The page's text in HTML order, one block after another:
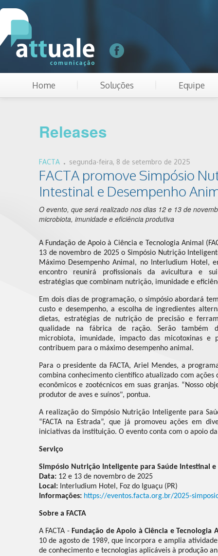
Home Soluções Equipe
Releases
FACTA . segunda-feira, 8 de setembro de 2025
FACTA promove Simpósio
Intestinal e Desempenho
O evento, que será realizado nos dias 12 e 13 de
microbiota, imunidade e eficiência produtiva
A Fundação de Apoio à Ciência e Tecnologia Animal
13 de novembro de 2025 o Simpósio Nutrição
Máximo Desempenho Animal, no Interludium Hotel,
encontro reunirá profissionais da avicultura e
estratégias que combinam nutrição, imunidade e
Em dois dias de programação, o simpósio abordará
custo e desempenho, a escolha de ingredientes
dietas, estratégias de nutrição de precisão e
qualidade na fábrica de ração. Serão também
microbiota, imunidade, impacto das micotoxinas e
contribuem para o máximo desempenho animal.
Para o presidente da FACTA, Ariel Mendes, a
combina conhecimento científico atualizado com
econômicos e zootécnicos em suas granjas. “Nosso
produtor de aves e suínos", pontua.
A realização do Simpósio Nutrição Inteligente para
“FACTA na Estrada”, que já promoveu ações em
iniciativas da instituição. O evento conta com o apoio
Serviço
Simpósio Nutrição Inteligente para Saúde Intestinal
Data: 12 e 13 de novembro de 2025
Local: Interludium Hotel, Foz do Iguaçu (PR)
Informações: https://eventos.facta.org.br/2025-
Sobre a FACTA
A FACTA - Fundação de Apoio à Ciência e Tecnologia
10 de agosto de 1989, que incorpora e amplia
de conhecimento e tecnologias aplicáveis à produção